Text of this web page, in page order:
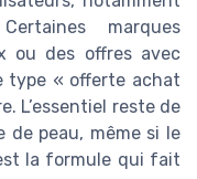
marques
ou des offres avec
type « offerte achat
L’essentiel reste de
peau, même si le
la formule qui fait